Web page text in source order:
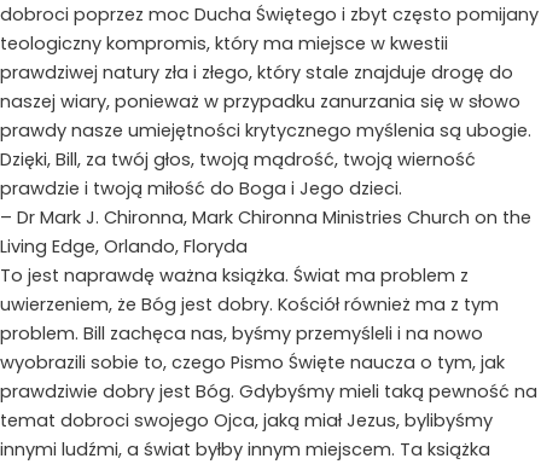
dobroci poprzez moc Ducha Świętego i zbyt często pomijany
teologiczny kompromis, który ma miejsce w kwestii
prawdziwej natury zła i złego, który stale znajduje drogę do
naszej wiary, ponieważ w przypadku zanurzania się w słowo
prawdy nasze umiejętności krytycznego myślenia są ubogie.
Dzięki, Bill, za twój głos, twoją mądrość, twoją wierność
prawdzie i twoją miłość do Boga i Jego dzieci.
– Dr Mark J. Chironna, Mark Chironna Ministries Church on the
Living Edge, Orlando, Floryda
To jest naprawdę ważna książka. Świat ma problem z
uwierzeniem, że Bóg jest dobry. Kościół również ma z tym
problem. Bill zachęca nas, byśmy przemyśleli i na nowo
wyobrazili sobie to, czego Pismo Święte naucza o tym, jak
prawdziwie dobry jest Bóg. Gdybyśmy mieli taką pewność na
temat dobroci swojego Ojca, jaką miał Jezus, bylibyśmy
innymi ludźmi, a świat byłby innym miejscem. Ta książka